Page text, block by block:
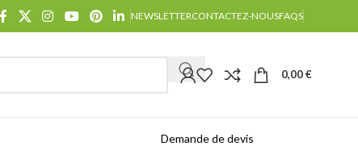
NEWSLETTERCONTACTEZ-NOUSFAQS
0,00€
Demande de devis